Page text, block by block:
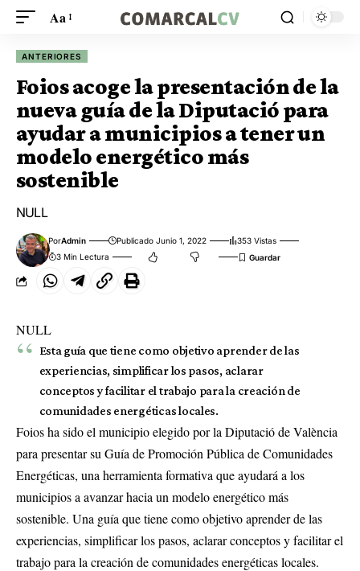
Aa
ANTERIORES
Foios acoge la presentación de la
nueva guía de la Diputació para
ayudar a municipios a tener un
modelo energético más
sostenible
NULL
PorAdmin Publicado Junio 1, 2022
353 Vistas
3 Min Lectura
NULL
Esta guía que tiene como objetivo aprender de las
experiencias, simplificar los pasos, aclarar
conceptos y facilitar el trabajo para la creación de
comunidades energéticas locales.
Foios ha sido el municipio elegido por la Diputació de València
para presentar su Guía de Promoción Pública de Comunidades
Energéticas, una herramienta formativa que ayudará a los
municipios a avanzar hacia un modelo energético más
sostenible. Una guía que tiene como objetivo aprender de las
experiencias, simplificar los pasos, aclarar conceptos y facilitar el
trabajo para la creación de comunidades energéticas locales.